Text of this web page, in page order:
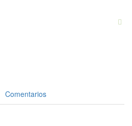
Comentarios